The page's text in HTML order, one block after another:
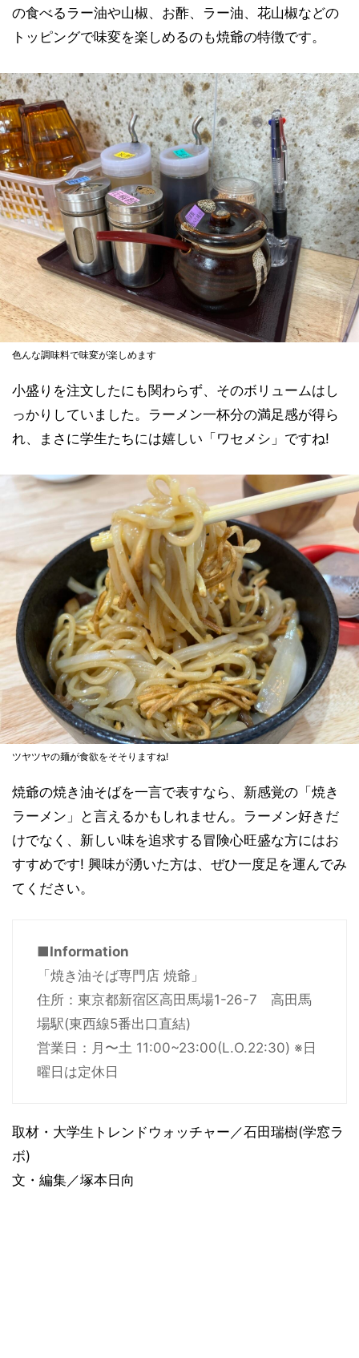
の食べるラー油や山椒、お酢、ラー油、花山椒などの
トッピングで味変を楽しめるのも焼爺の特徴です。
色んな調味料で味変が楽しめます
小盛りを注文したにも関わらず、そのボリュームはし
っかりしていました。ラーメン一杯分の満足感が得ら
れ、まさに学生たちには嬉しい「ワセメシ」ですね!
ツヤツヤの麺が食欲をそそりますね!
焼爺の焼き油そばを一言で表すなら、新感覚の「焼き
ラーメン」と言えるかもしれません。ラーメン好きだ
けでなく、新しい味を追求する冒険心旺盛な方にはお
すすめです! 興味が湧いた方は、ぜひ一度足を運んでみ
てください。
■Information
「焼き油そば専門店 焼爺」
住所：東京都新宿区高田馬場1-26-7 高田馬
場駅(東西線5番出口直結)
営業日：月〜土 11:00~23:00(L.O.22:30) ※日
曜日は定休日
取材・大学生トレンドウォッチャー／石田瑞樹(学窓ラ
ボ)
文・編集／塚本日向